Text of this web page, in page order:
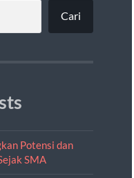
Cari
Potensi dan
SMA